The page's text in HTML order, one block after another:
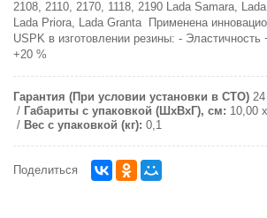
2108, 2110, 2170, 1118, 2190 Lada Samara,
Lada Priora, Lada Granta Применена
USPK в изготовлении резины: - Эластичность
+20 %
Гарантия (При условии установки в СТО)
Габариты с упаковкой (ШxВxГ), см: 10,00
Вес с упаковкой (кг): 0,1
Поделиться